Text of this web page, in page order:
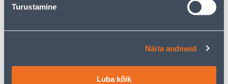
Turustamine
Näita andmeid
Luba kõik
Описание